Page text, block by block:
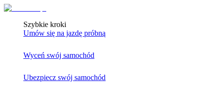
Szybkie kroki
Umów się na jazdę próbną
Wyceń swój samochód
Ubezpiecz swój samochód